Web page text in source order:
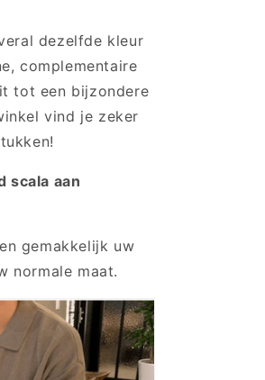
dezelfde kleur
complementaire
tot een bijzondere
vind je zeker
scala aan
gemakkelijk uw
normale maat.